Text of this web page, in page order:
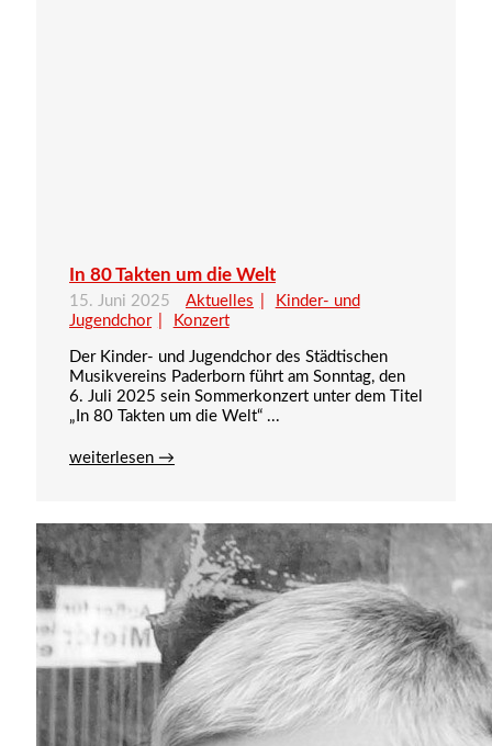
In 80 Takten um die Welt
15. Juni 2025 Aktuelles
Kinder- und
Jugendchor
Konzert
Der Kinder- und Jugendchor des Städtischen
Musikvereins Paderborn führt am Sonntag, den
6. Juli 2025 sein Sommerkonzert unter dem Titel
„In 80 Takten um die Welt“ ...
weiterlesen →